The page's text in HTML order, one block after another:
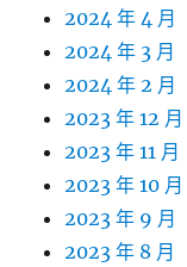
2024 年 4 月
2024 年 3 月
2024 年 2 月
2023 年 12 月
2023 年 11 月
2023 年 10 月
2023 年 9 月
2023 年 8 月